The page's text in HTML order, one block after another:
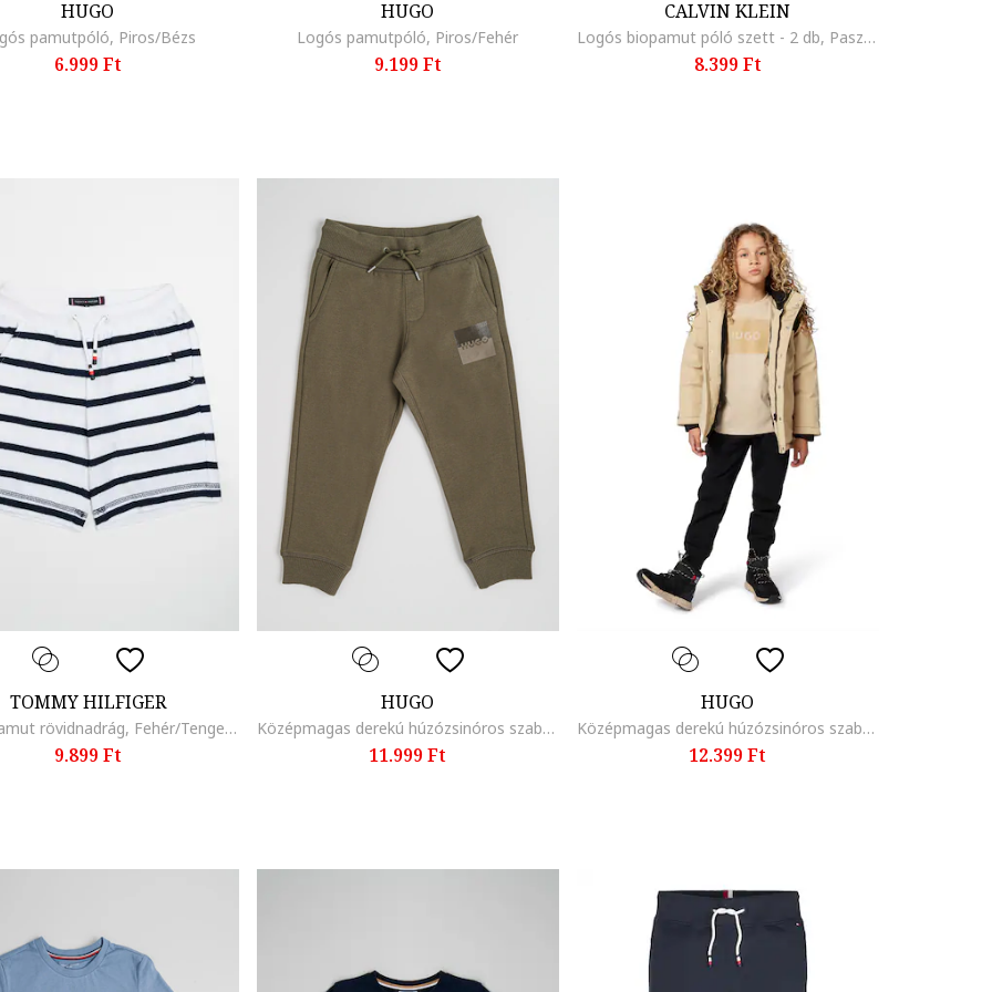
HUGO
pamutpóló, Piros/Bézs
6.999 Ft
HUGO
Logós pamutpóló, Piros/Fehér
9.199 Ft
CALVIN KLEIN
Logós biopamut póló szett - 2 db, Pasztellkék/Sötétbézs
8.399 Ft
TOMMY HILFIGER
Csíkos pamut rövidnadrág, Fehér/Tengerészkék
9.899 Ft
HUGO
Középmagas derekú húzózsinóros szabadidőnadrág, Spárgazöld
11.999 Ft
HUGO
Középmagas derekú húzózsinóros szabadidőnadrág, Fekete
12.399 Ft